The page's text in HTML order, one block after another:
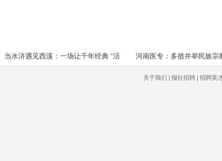
当水浒遇见西溪：一场让千年经典 “活
关于我们 | 报社招聘 | 招聘英